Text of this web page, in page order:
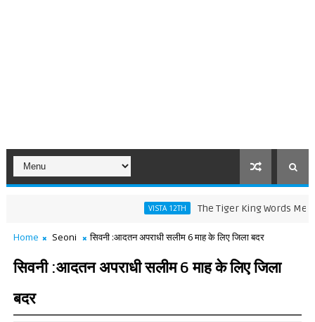
VISTA 12TH The Tiger King Words Meaning
Home Seoni सिवनी :आदतन अपराधी सलीम 6 माह के लिए जिला बदर
सिवनी :आदतन अपराधी सलीम 6 माह के लिए जिला
बदर